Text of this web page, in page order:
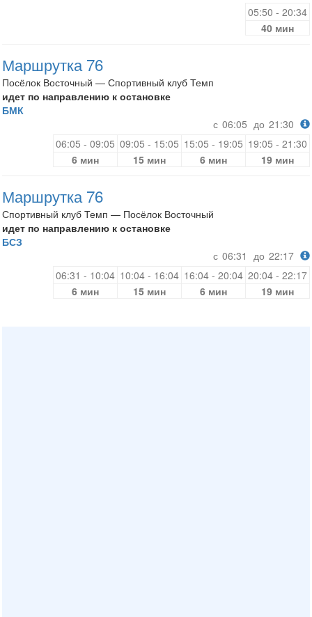
05:50 - 20:34
40 мин
Маршрутка 76
Посёлок Восточный — Спортивный клуб Темп
идет по направлению к остановке
БМК
с 06:05 до 21:30
06:05 - 09:05 09:05 - 15:05 15:05 - 19:05 19:05 - 21:30
6 мин
15 мин 6 мин 19 мин
Маршрутка 76
Спортивный клуб Темп — Посёлок Восточный
идет по направлению к остановке
БСЗ
с 06:31 до 22:17
06:31 - 10:04 10:04 - 16:04 16:04 - 20:04 20:04 - 22:17
6 мин
15 мин 6 мин 19 мин